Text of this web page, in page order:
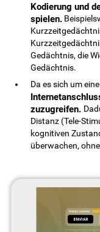
Kodierung und
spielen.
Gedächtnis, die
Gedächtnis.
Da es sich um
zuzugreifen.
Distanz (Tele-
kognitiven
überwachen,